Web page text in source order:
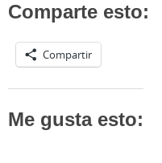
Comparte esto:
Compartir
Me gusta esto: